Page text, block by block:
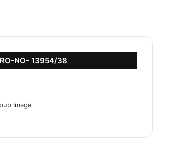
RO-NO- 13954/38